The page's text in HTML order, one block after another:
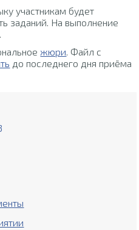
участникам будет
заданий. На выполнение
жюри. Файл с
до последнего дня приёма